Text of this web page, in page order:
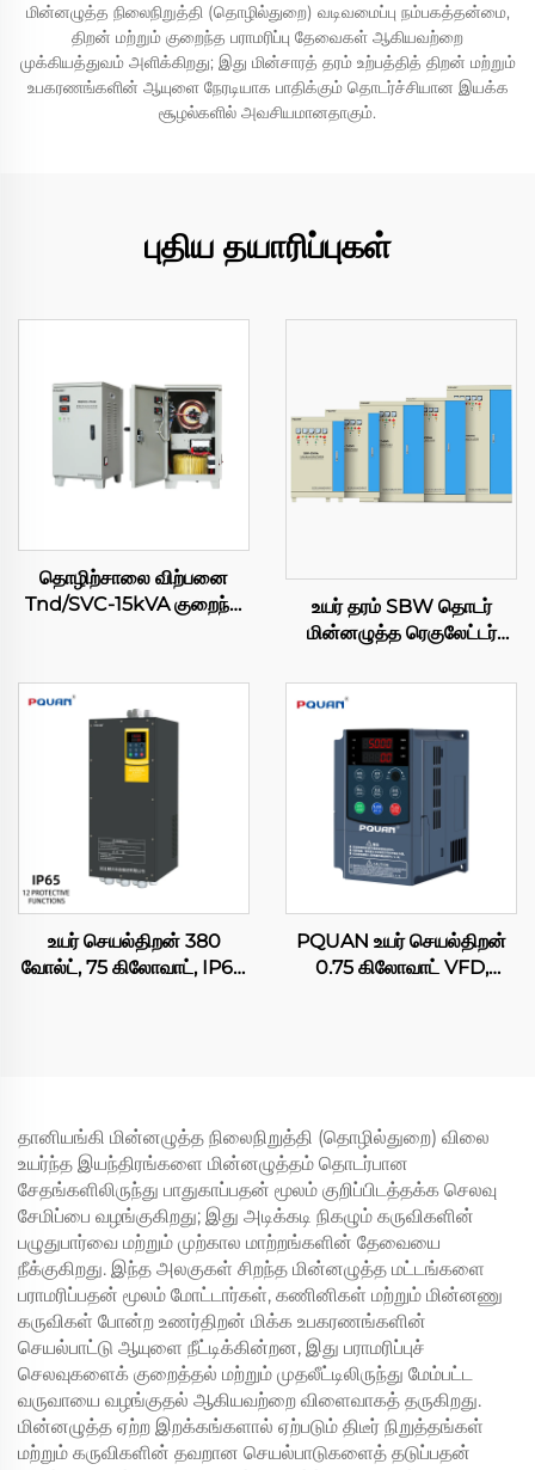
மின்னழுத்த நிலைநிறுத்தி (தொழில்துறை) வடிவமைப்பு நம்பகத்தன்மை,
திறன் மற்றும் குறைந்த பராமரிப்பு தேவைகள் ஆகியவற்றை
முக்கியத்துவம் அளிக்கிறது; இது மின்சாரத் தரம் உற்பத்தித் திறன் மற்றும்
உபகரணங்களின் ஆயுளை நேரடியாக பாதிக்கும் தொடர்ச்சியான இயக்க
சூழல்களில் அவசியமானதாகும்.
புதிய தயாரிப்புகள்
தொழிற்சாலை விற்பனை
Tnd/SVC-15kVA குறைந்த
220V உயர்-திறன் SVC
உயர் தரம் SBW தொடர்
மின்னழுத்த ரெகுலேட்டர்
500KVA 200KVA 150KVA
50KVA மூன்று கட்ட
தானியங்கி AC மின்னழுத்த
ஸ்டேபிலைசர்
உயர் செயல்திறன் 380
வோல்ட், 75 கிலோவாட், IP65,
485
PQUAN உயர் செயல்திறன்
0.75 கிலோவாட் VFD,
தானியங்கி மின்னழுத்த நிலைநிறுத்தி (தொழில்துறை) விலை
உயர்ந்த இயந்திரங்களை மின்னழுத்தம் தொடர்பான
சேதங்களிலிருந்து பாதுகாப்பதன் மூலம் குறிப்பிடத்தக்க செலவு
சேமிப்பை வழங்குகிறது; இது அடிக்கடி நிகழும் கருவிகளின்
பழுதுபார்வை மற்றும் முற்கால மாற்றங்களின் தேவையை
நீக்குகிறது. இந்த அலகுகள் சிறந்த மின்னழுத்த மட்டங்களை
பராமரிப்பதன் மூலம் மோட்டார்கள், கணினிகள் மற்றும் மின்னணு
கருவிகள் போன்ற உணர்திறன் மிக்க உபகரணங்களின்
செயல்பாட்டு ஆயுளை நீட்டிக்கின்றன, இது பராமரிப்புச்
செலவுகளைக் குறைத்தல் மற்றும் முதலீட்டிலிருந்து மேம்பட்ட
வருவாயை வழங்குதல் ஆகியவற்றை விளைவாகத் தருகிறது.
மின்னழுத்த ஏற்ற இறக்கங்களால் ஏற்படும் திடீர் நிறுத்தங்கள்
மற்றும் கருவிகளின் தவறான செயல்பாடுகளைத் தடுப்பதன்